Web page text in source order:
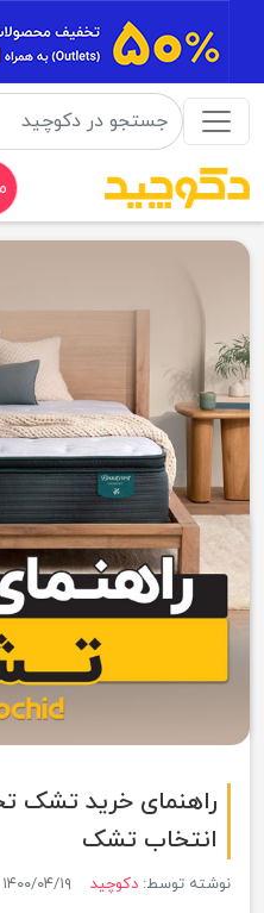
راهنمای خرید تشک
انتخاب تشک
نوشته توسط: دکوچید ۱۴۰۰/۰۴/۱۹